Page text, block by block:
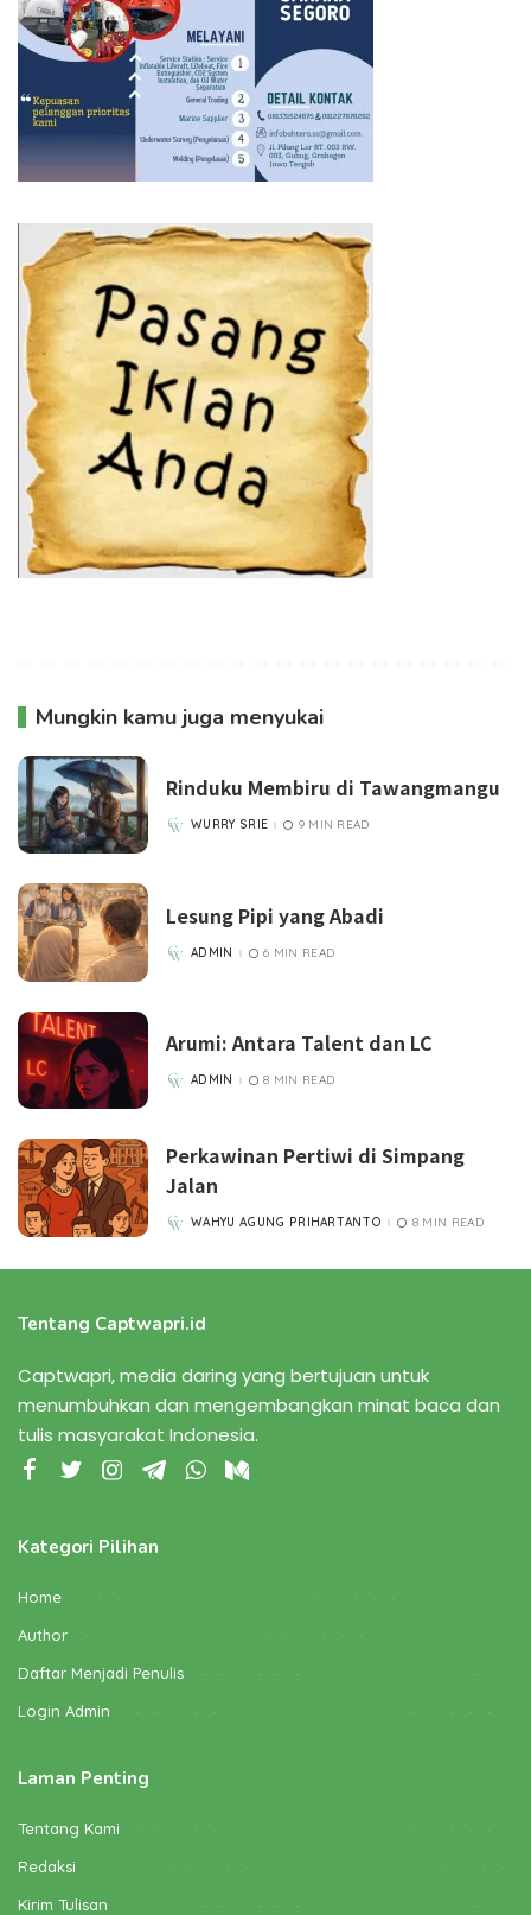
Mungkin kamu juga menyukai
Rinduku Membiru di Tawangmangu
POSTED
WURRY SRIE 9 MIN READ
Lesung Pipi yang Abadi
POSTED
ADMIN 6 MIN READ
Arumi: Antara Talent dan LC
POSTED
ADMIN 8 MIN READ
Perkawinan Pertiwi di Simpang
Jalan
POSTED
WAHYU AGUNG PRIHARTANTO 8 MIN READ
Tentang Captwapri.id
Captwapri, media daring yang bertujuan untuk
menumbuhkan dan mengembangkan minat baca dan
tulis masyarakat Indonesia.
Kategori Pilihan
Home
Author
Daftar Menjadi Penulis
Login Admin
Laman Penting
Tentang Kami
Redaksi
Kirim Tulisan